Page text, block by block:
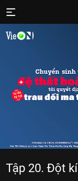
Tập 20. Đột